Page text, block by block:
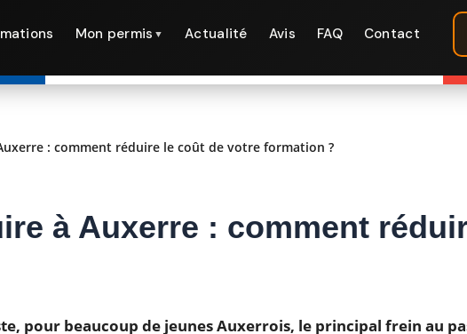
Mon permis ▼ Actualité Avis FAQ Contact
: comment réduire le coût de votre formation ?
à Auxerre : comment
pour beaucoup de jeunes Auxerrois, le principal frein au